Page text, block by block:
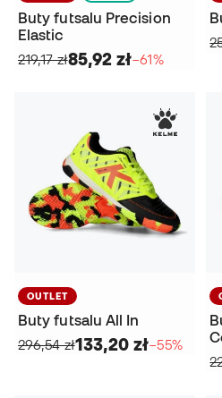
Buty futsalu Precision
Elastic
219,17 zł85,92 zł−61%
OUTLET
Buty futsalu All In
296,54 zł133,20 zł−55%